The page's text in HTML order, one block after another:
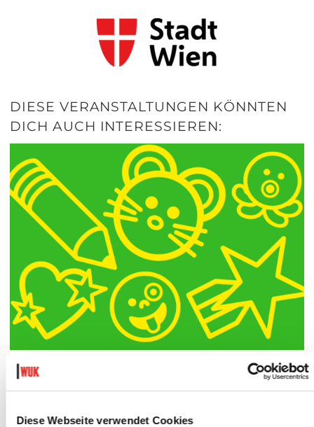
Diese Webseite verwendet Cookies
DIESE VERANSTALTUNGEN KÖNNTEN
DICH AUCH INTERESSIEREN:
COMIC ZEICHNEN (6-10 J)
MIT CHRISTIAN FREER / MELANIE THEILICH UND IMAN
/ MONIKA HASSAN